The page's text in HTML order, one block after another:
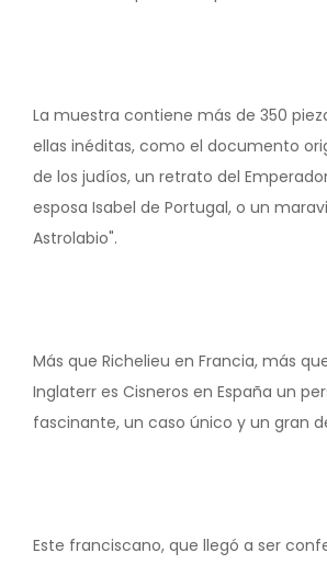
La muestra contiene más de 350
ellas inéditas, como el documento
de los judíos, un retrato del
esposa Isabel de Portugal, o un
Astrolabio".
Más que Richelieu en Francia, más
Inglaterr es Cisneros en España un
fascinante, un caso único y un gran
Este franciscano, que llegó a ser